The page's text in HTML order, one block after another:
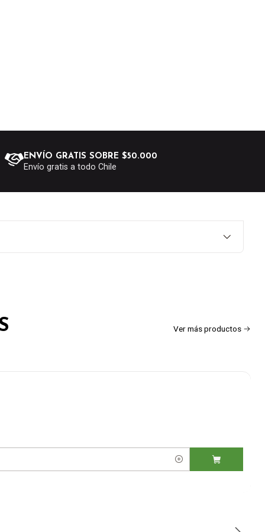
ENVÍO GRATIS SOBRE $50.000
Envío gratis a todo Chile
Ver más productos